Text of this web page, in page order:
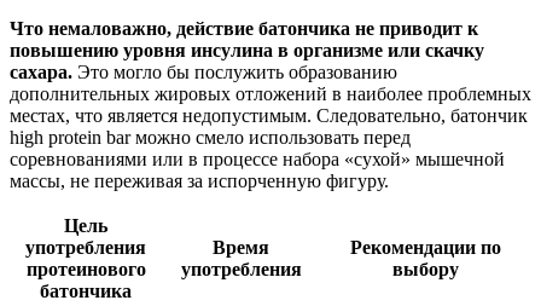
Что немаловажно, действие батончика не приводит к
повышению уровня инсулина в организме или скачку
сахара. Это могло бы послужить образованию
дополнительных жировых отложений в наиболее проблемных
местах, что является недопустимым. Следовательно, батончик
high protein bar можно смело использовать перед
соревнованиями или в процессе набора «сухой» мышечной
массы, не переживая за испорченную фигуру.
Цель
употребления
протеинового
батончика
Время
употребления
Рекомендации по
выбору